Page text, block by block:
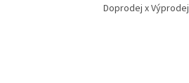
Doprodej x Výprodej